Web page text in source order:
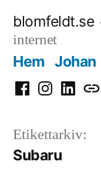
innehåll
blomfeldt.se
internet
Hem Johan
FacebookInstagram
LinkedIn
Etikettarkiv:
Subaru